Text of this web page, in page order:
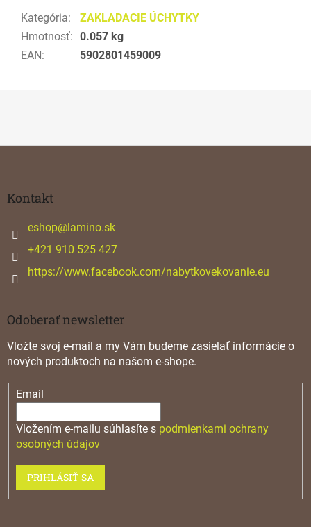
Kategória:
ZAKLADACIE ÚCHYTKY
Hmotnosť: 0.057 kg
EAN: 5902801459009
Kontakt
eshop@lamino.sk
+421 910 525 427
https://www.facebook.com/nabytkovekovanie.eu
Odoberať newsletter
Vložte svoj e-mail a my Vám budeme zasielať informácie o
nových produktoch na našom e-shope.
Email
Vložením e-mailu súhlasíte s podmienkami ochrany
osobných údajov
PRIHLÁSIŤ SA